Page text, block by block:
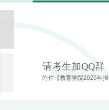
请考生加QQ群
附件【教育学院2025年